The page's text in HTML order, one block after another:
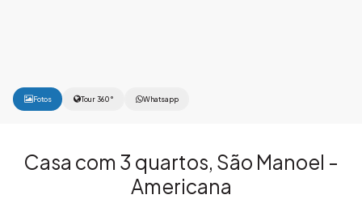
Fotos Tour 360° Whatsapp
Casa com 3 quartos, São Manoel -
Americana